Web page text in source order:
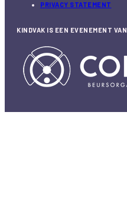
PRIVACY STATEMENT
KINDVAK IS EEN EVENEMENT VAN